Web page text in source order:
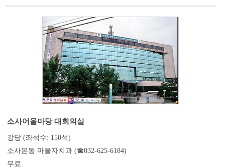
소사어울마당 대회의실
강당 (좌석수: 150석)
소사본동 마을자치과 (☎032-625-6184)
무료